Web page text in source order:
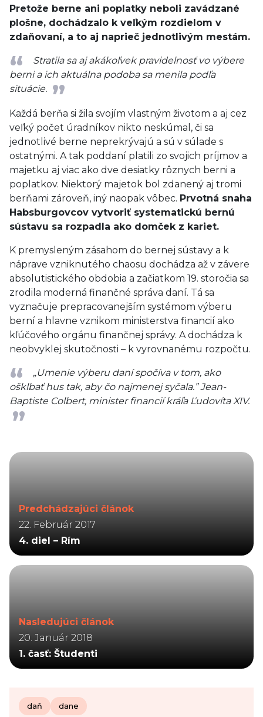
Pretože berne ani poplatky neboli zavádzané
plošne, dochádzalo k veľkým rozdielom v
zdaňovaní, a to aj naprieč jednotlivým mestám.
Stratila sa aj akákoľvek pravidelnosť vo výbere
berni a ich aktuálna podoba sa menila podľa
situácie.
Každá berňa si žila svojím vlastným životom a aj cez
veľký počet úradníkov nikto neskúmal, či sa
jednotlivé berne neprekrývajú a sú v súlade s
ostatnými. A tak poddaní platili zo svojich príjmov a
majetku aj viac ako dve desiatky rôznych berni a
poplatkov. Niektorý majetok bol zdanený aj tromi
berňami zároveň, iný naopak vôbec. Prvotná snaha
Habsburgovcov vytvoriť systematickú bernú
sústavu sa rozpadla ako domček z kariet.
K premysleným zásahom do bernej sústavy a k
náprave vzniknutého chaosu dochádza až v závere
absolutistického obdobia a začiatkom 19. storočia sa
zrodila moderná finančné správa daní. Tá sa
vyznačuje prepracovanejším systémom výberu
berní a hlavne vznikom ministerstva financií ako
kľúčového orgánu finančnej správy. A dochádza k
neobvyklej skutočnosti – k vyrovnanému rozpočtu.
„Umenie výberu daní spočíva v tom, ako
ošklbať hus tak, aby čo najmenej syčala.” Jean-
Baptiste Colbert, minister financií kráľa Ľudovíta XIV.
Predchádzajúci článok
22. Február 2017
4. diel – Rím
Nasledujúci článok
20. Január 2018
1. časť: Študenti
daň dane